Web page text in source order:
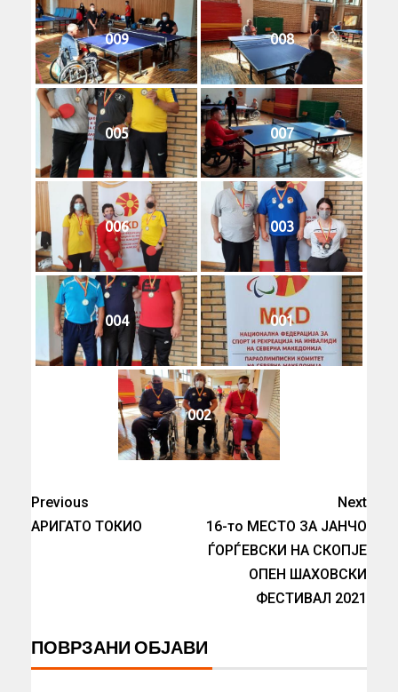
009 008
005 007
006 003
004 001
002
Previous
АРИГАТО ТОКИО
Next
16-то МЕСТО ЗА ЈАНЧО
ЃОРЃЕВСКИ НА СКОПЈЕ
ОПЕН ШАХОВСКИ
ФЕСТИВАЛ 2021
ПОВРЗАНИ ОБЈАВИ